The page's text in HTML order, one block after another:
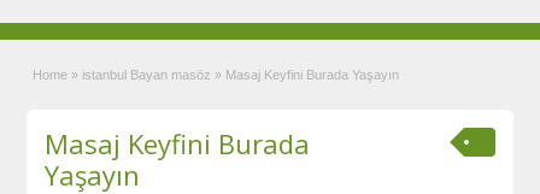
Home » istanbul Bayan masöz » Masaj Keyfini Burada Yaşayın
Masaj Keyfini Burada
Yaşayın